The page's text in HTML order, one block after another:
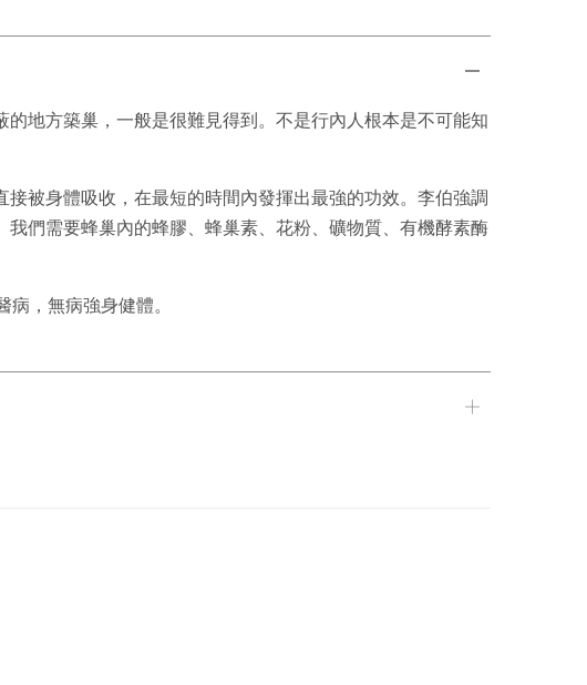
地方築巢，一般是很難見得到。不是行內人根本是不可能知
被身體吸收，在最短的時間內發揮出最強的功效。李伯強調
們需要蜂巢內的蜂膠、蜂巢素、花粉、礦物質、有機酵素酶
，無病強身健體。